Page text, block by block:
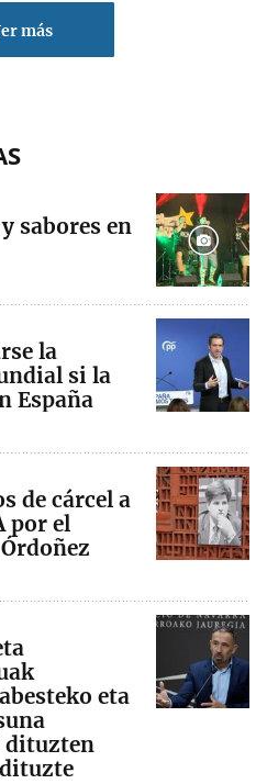
más
sabores en
la
si la
España
de cárcel a
por el
eta
dituzten